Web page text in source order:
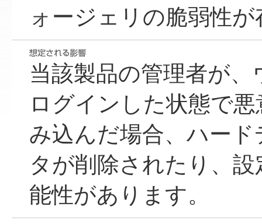
ォージェリの脆弱性
当該製品の管理者が
ログインした状態で
み込んだ場合、ハー
タが削除されたり、
能性があります。